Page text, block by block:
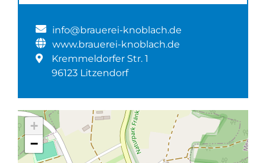
info@brauerei-knoblach.de
www.brauerei-knoblach.de
Kremmeldorfer Str. 1
96123 Litzendorf
+
−